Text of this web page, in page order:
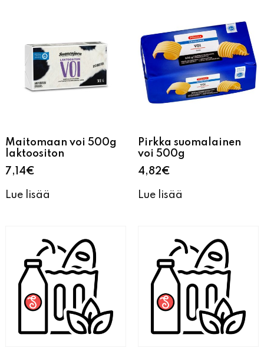
Maitomaan voi 500g
laktoositon
7,14€
Lue lisää
Pirkka suomalainen
voi 500g
4,82€
Lue lisää